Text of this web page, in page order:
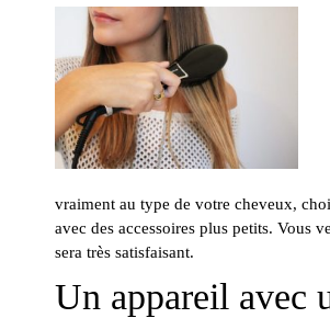
vraiment au type de votre cheveux,
avec des accessoires plus petits. Vous
sera très satisfaisant.
Un appareil avec